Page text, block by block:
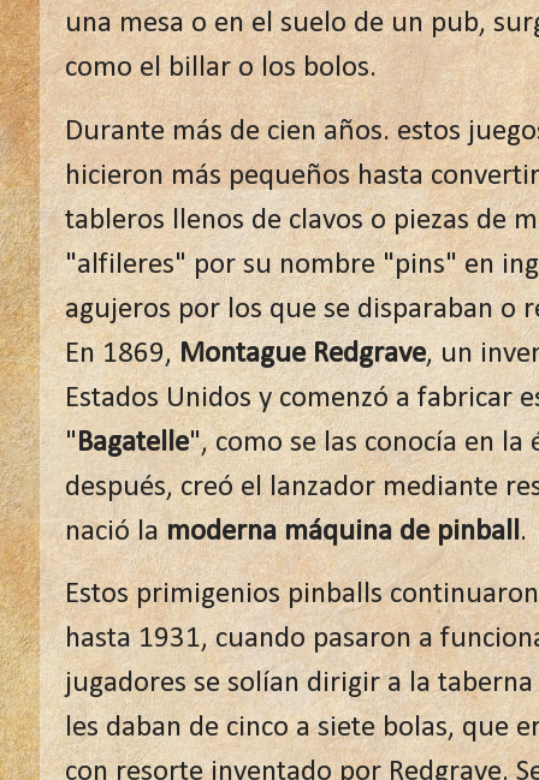
una mesa o en el suelo de un pub,
como el billar o los bolos.
Durante más de cien años. estos
hicieron más pequeños hasta
tableros llenos de clavos o piezas de
"alfileres" por su nombre "pins" en
agujeros por los que se disparaban o
En 1869,Montague Redgrave, un
Estados Unidos y comenzó a fabricar
"Bagatelle", como se las conocía en la
después, creó el lanzador mediante
nació lamoderna máquina de pinball.
Estos primigenios pinballs
hasta 1931, cuando pasaron a
jugadores se solían dirigir a la
les daban de cinco a siete bolas, que
con resorte inventado por Redgrave.